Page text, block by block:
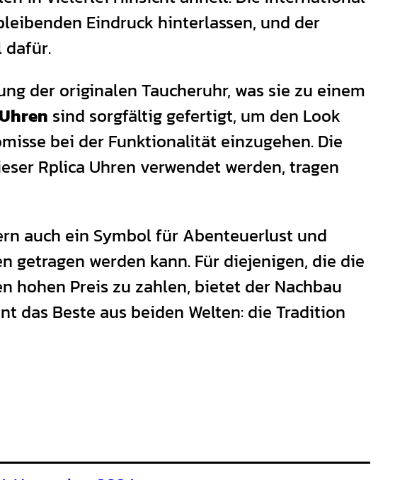
Eindruck hinterlassen, und der
dafür.
der originalen Taucheruhr, was sie zu einem
sind sorgfältig gefertigt, um den Look
bei der Funktionalität einzugehen. Die
Rplica Uhren verwendet werden, tragen
auch ein Symbol für Abenteuerlust und
getragen werden kann. Für diejenigen, die die
hohen Preis zu zahlen, bietet der Nachbau
das Beste aus beiden Welten: die Tradition